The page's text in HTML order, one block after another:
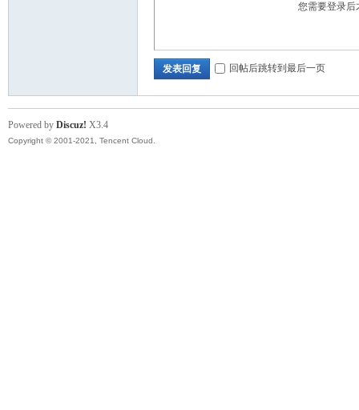
您需要登录
发表回复 回帖后跳转到最后一页
Powered by Discuz! X3.4
Copyright © 2001-2021, Tencent Cloud.